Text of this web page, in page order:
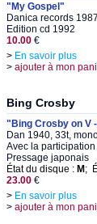
"My Gospel"
Danica records
Edition cd 1992
10.00 €
> En savoir plus
> ajouter à mon
Bing Crosby
"Bing Crosby on V
Dan 1940, 33t,
Avec la participation
Pressage japonais
État du disque : M ;
23.00 €
> En savoir plus
> ajouter à mon